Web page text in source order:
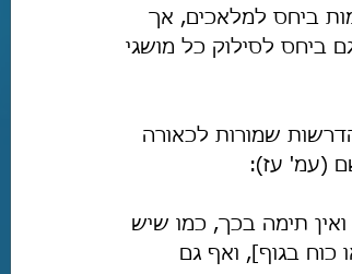
ביחס למלאכים, אך
ביחס לסילוק כל מושגי
שמורות לכאורה
(עמ' עז):
תימה בכך, כמו שיש
כוח בגוף], ואף גם